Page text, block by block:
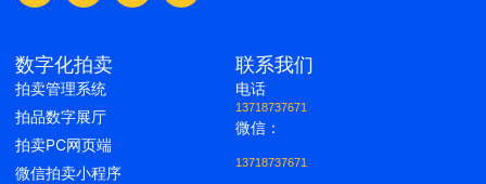
数字化拍卖
拍卖管理系统
拍品数字展厅
拍卖PC网页端
微信拍卖小程序
联系我们
电话
13718737671
微信：
13718737671